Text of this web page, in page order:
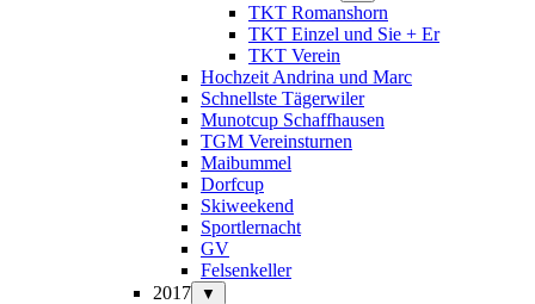
TKT Romanshorn
TKT Einzel und Sie + Er
TKT Verein
Hochzeit Andrina und Marc
Schnellste Tägerwiler
Munotcup Schaffhausen
TGM Vereinsturnen
Maibummel
Dorfcup
Skiweekend
Sportlernacht
GV
Felsenkeller
2017
▼